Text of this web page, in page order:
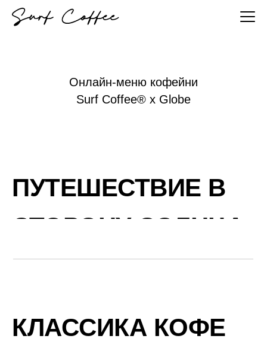
Онлайн-меню кофейни
Surf Coffee® x Globe
ПУТЕШЕСТВИЕ В
СТОРОНУ СОЛНЦА
КЛАССИКА КОФЕ